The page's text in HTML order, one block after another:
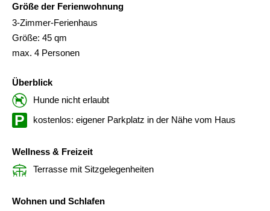
Größe der Ferienwohnung
3-Zimmer-Ferienhaus
Größe: 45 qm
max. 4 Personen
Überblick
Hunde nicht erlaubt
kostenlos: eigener Parkplatz in der Nähe vom Haus
Wellness & Freizeit
Terrasse mit Sitzgelegenheiten
Wohnen und Schlafen